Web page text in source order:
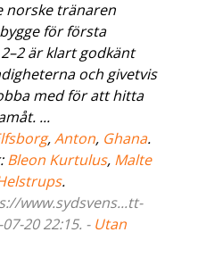
norske tränaren
för första
är klart godkänt
och givetvis
med för att hitta
...
,Anton, Ghana.
Bleon Kurtulus, Malte
.
www.sydsvens...tt-
20 22:15. - Utan